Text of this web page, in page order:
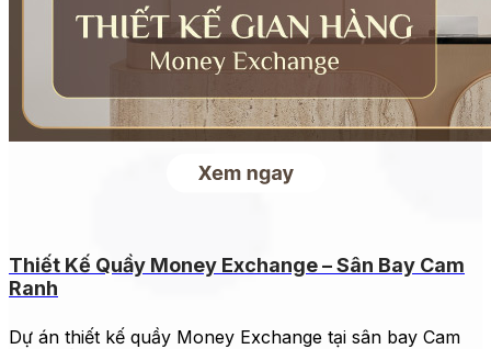
Thiết Kế Quầy Money Exchange – Sân Bay Cam
Ranh
Dự án thiết kế quầy Money Exchange tại sân bay Cam